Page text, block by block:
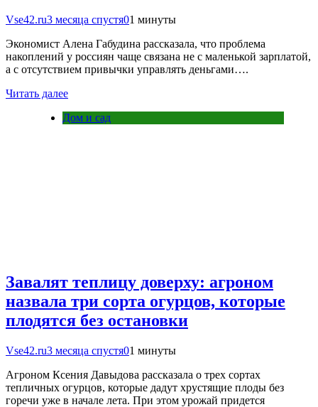
Vse42.ru3 месяца спустя01 минуты
Экономист Алена Габудина рассказала, что проблема
накоплений у россиян чаще связана не с маленькой зарплатой,
а с отсутствием привычки управлять деньгами….
Читать далее
Дом и сад
Завалят теплицу доверху: агроном
назвала три сорта огурцов, которые
плодятся без остановки
Vse42.ru3 месяца спустя01 минуты
Агроном Ксения Давыдова рассказала о трех сортах
тепличных огурцов, которые дадут хрустящие плоды без
горечи уже в начале лета. При этом урожай придется